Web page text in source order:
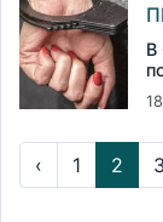
В
‹ 1 2 3